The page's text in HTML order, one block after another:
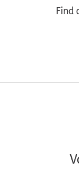
Find